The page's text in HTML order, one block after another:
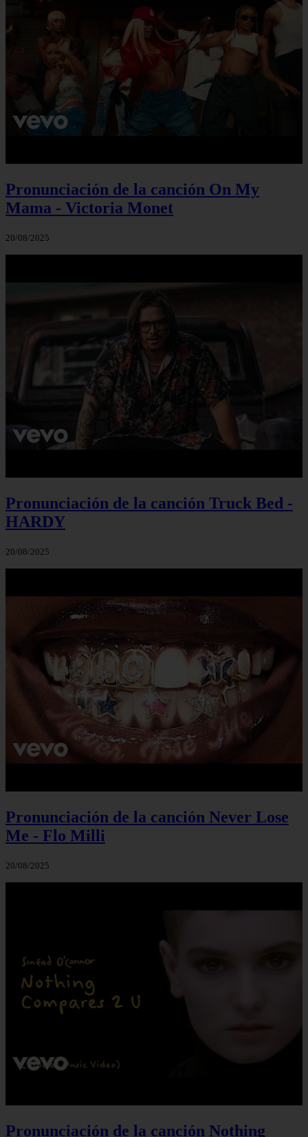
Pronunciación de la canción On My
Mama - Victoria Monet
20/08/2025
Pronunciación de la canción Truck Bed -
HARDY
20/08/2025
Pronunciación de la canción Never Lose
Me - Flo Milli
20/08/2025
Pronunciación de la canción Nothing